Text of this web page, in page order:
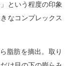
という程度の印象
なコンプレックス
脂肪を摘出。取り